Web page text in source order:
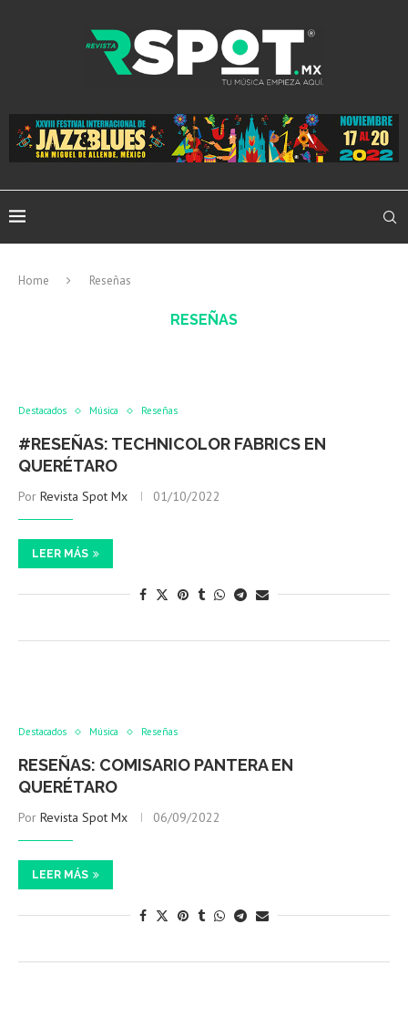
Home Reseñas
RESEÑAS
Destacados Música Reseñas
#RESEÑAS: TECHNICOLOR FABRICS EN
QUERÉTARO
Por Revista Spot Mx 01/10/2022
LEER MÁS
Destacados Música Reseñas
RESEÑAS: COMISARIO PANTERA EN
QUERÉTARO
Por Revista Spot Mx 06/09/2022
LEER MÁS